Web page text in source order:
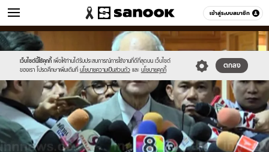
เข้าสู่ระบบสมาชิก
ข่าว หมวดอื่นๆ
เว็บไซต์นี้ใช้คุกกี้ เพื่อให้ท่านได้รับประสบการณ์การใช้งานที่ดีที่สุดบน เว็บไซต์
ของเรา โปรดศึกษาเพิ่มเติมที่ นโยบายความเป็นส่วนตัว และ นโยบายคุกกี้
ตกลง
Sanook
//s.isanook.com/sr/0/images/logo-
new-
sanook.png
600
60
//s.isanook.com/ns/0/ud/376/1881922/652166-
01.jpg